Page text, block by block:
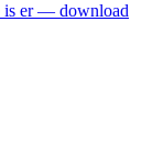
is er — download